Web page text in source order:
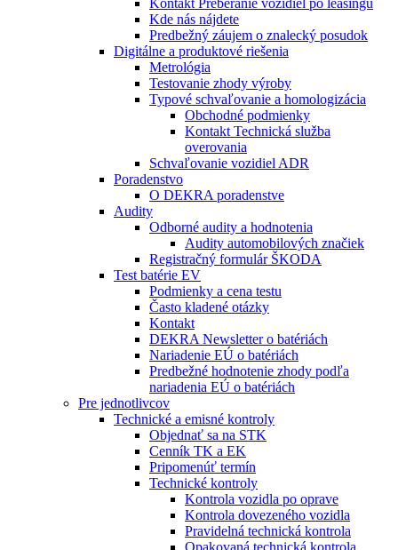
Kontakt Preberanie vozidiel po leasingu
Kde nás nájdete
Predbežný záujem o znalecký posudok
Digitálne a produktové riešenia
Metrológia
Testovanie zhody výroby
Typové schvaľovanie a homologizácia
Obchodné podmienky
Kontakt Technická služba
overovania
Schvaľovanie vozidiel ADR
Poradenstvo
O DEKRA poradenstve
Audity
Odborné audity a hodnotenia
Audity automobilových značiek
Registračný formulár ŠKODA
Test batérie EV
Podmienky a cena testu
Často kladené otázky
Kontakt
DEKRA Newsletter o batériách
Nariadenie EÚ o batériách
Predbežné hodnotenie zhody podľa
nariadenia EÚ o batériách
Pre jednotlivcov
Technické a emisné kontroly
Objednať sa na STK
Cenník TK a EK
Pripomenúť termín
Technické kontroly
Kontrola vozidla po oprave
Kontrola dovezeného vozidla
Pravidelná technická kontrola
Opakovaná technická kontrola